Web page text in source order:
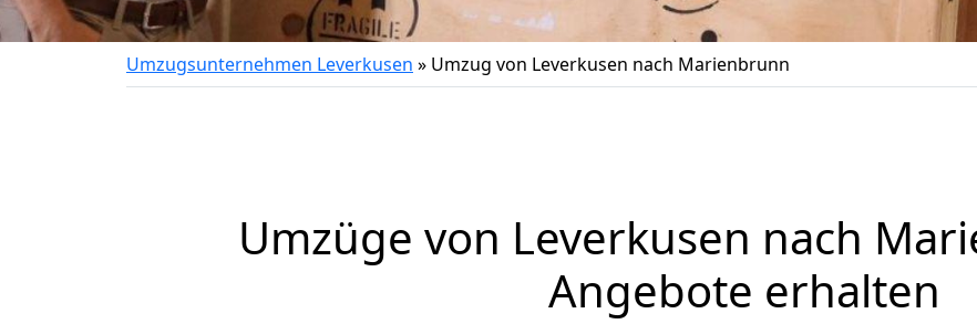
Umzugsunternehmen Leverkusen » Umzug von Leverkusen nach Marienbrunn
Umzüge von Leverkusen nach
Angebote erhalten